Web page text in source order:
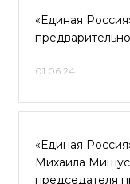
«Единая
01.06.24
«Единая
Михаила
председателя